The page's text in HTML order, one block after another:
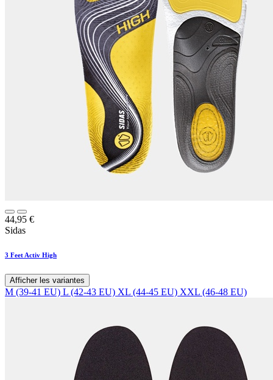
44,95 €
Sidas
3 Feet Activ High
Afficher les variantes
M (39-41 EU) L (42-43 EU) XL (44-45 EU) XXL (46-48 EU)